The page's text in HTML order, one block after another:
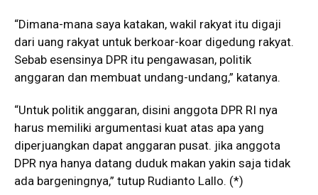
“Dimana-mana saya katakan, wakil rakyat itu digaji
dari uang rakyat untuk berkoar-koar digedung rakyat.
Sebab esensinya DPR itu pengawasan, politik
anggaran dan membuat undang-undang,” katanya.
“Untuk politik anggaran, disini anggota DPR RI nya
harus memiliki argumentasi kuat atas apa yang
diperjuangkan dapat anggaran pusat. jika anggota
DPR nya hanya datang duduk makan yakin saja tidak
ada bargeningnya,” tutup Rudianto Lallo. (*)